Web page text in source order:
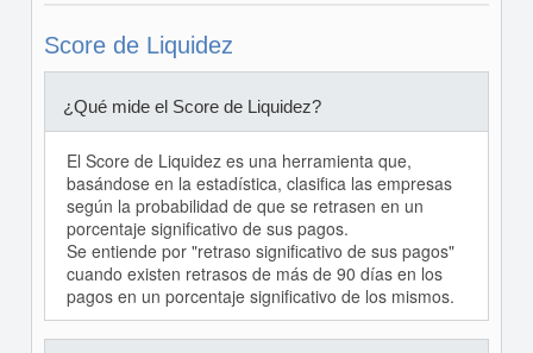
Score de Liquidez
¿Qué mide el Score de Liquidez?
El Score de Liquidez es una herramienta que,
basándose en la estadística, clasifica las empresas
según la probabilidad de que se retrasen en un
porcentaje significativo de sus pagos.
Se entiende por "retraso significativo de sus pagos"
cuando existen retrasos de más de 90 días en los
pagos en un porcentaje significativo de los mismos.